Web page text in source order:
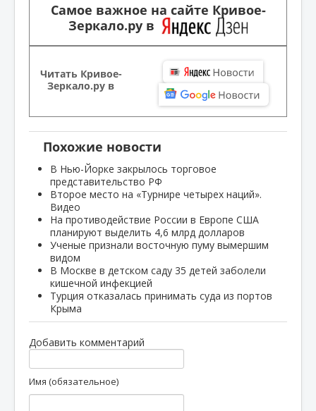
Самое важное на сайте Кривое-
Зеркало.ру в
Читать Кривое-
Зеркало.ру в
Похожие новости
В Нью-Йорке закрылось торговое
представительство РФ
Второе место на «Турнире четырех наций».
Видео
На противодействие России в Европе США
планируют выделить 4,6 млрд долларов
Ученые признали восточную пуму вымершим
видом
В Москве в детском саду 35 детей заболели
кишечной инфекцией
Турция отказалась принимать суда из портов
Крыма
Добавить комментарий
Имя (обязательное)